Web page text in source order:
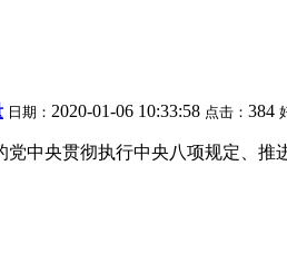
日期： 2020-01-06 10:33:58 点击： 384
中央贯彻执行中央八项规定、